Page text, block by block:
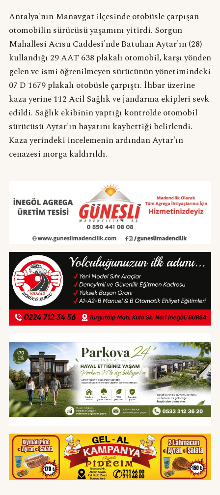
Antalya'nın Manavgat ilçesinde otobüsle çarpışan
otomobilin sürücüsü yaşamını yitirdi. Sorgun
Mahallesi Acısu Caddesi'nde Batuhan Aytar'ın (28)
kullandığı 29 AAT 638 plakalı otomobil, karşı yönden
gelen ve ismi öğrenilmeyen sürücünün yönetimindeki
07 D 1679 plakalı otobüsle çarpıştı. İhbar üzerine
kaza yerine 112 Acil Sağlık ve jandarma ekipleri sevk
edildi. Sağlık ekibinin yaptığı kontrolde otomobil
sürücüsü Aytar'ın hayatını kaybettiği belirlendi.
Kaza yerindeki incelemenin ardından Aytar'ın
cenazesi morga kaldırıldı.